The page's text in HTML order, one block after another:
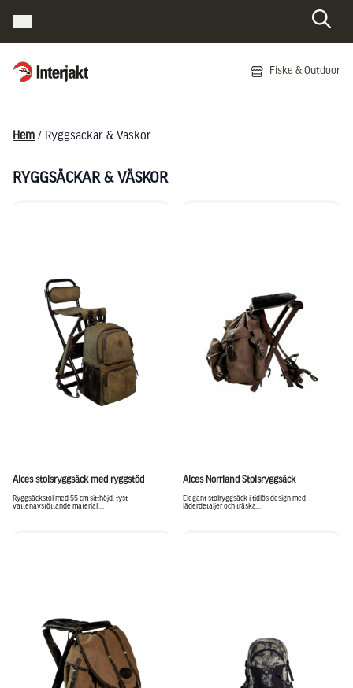
Interjakt SE Fiske & Outdoor
Hem / Ryggsäckar & Väskor
RYGGSÄCKAR & VÄSKOR
Alces stolsryggsäck med ryggstöd
Ryggsäckstol med 55 cm sitthöjd, tyst
vattenavstöttande material ...
Alces Norrland Stolsryggsäck
Elegant stolryggsäck i tidlös design med
läderdetaljer och träska...